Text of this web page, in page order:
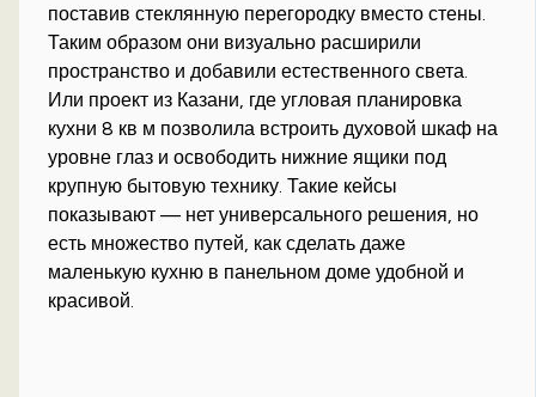
поставив стеклянную перегородку вместо стены.
Таким образом они визуально расширили
пространство и добавили естественного света.
Или проект из Казани, где угловая планировка
кухни 8 кв м позволила встроить духовой шкаф на
уровне глаз и освободить нижние ящики под
крупную бытовую технику. Такие кейсы
показывают — нет универсального решения, но
есть множество путей, как сделать даже
маленькую кухню в панельном доме удобной и
красивой.